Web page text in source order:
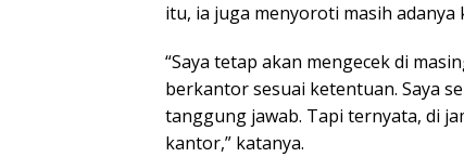
itu, ia juga menyoroti masih
“Saya tetap akan mengecek di
berkantor sesuai ketentuan. Saya
tanggung jawab. Tapi ternyata, di
kantor,” katanya.